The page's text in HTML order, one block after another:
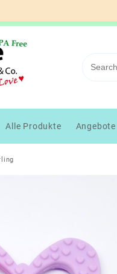
Alle Produkte Angebote